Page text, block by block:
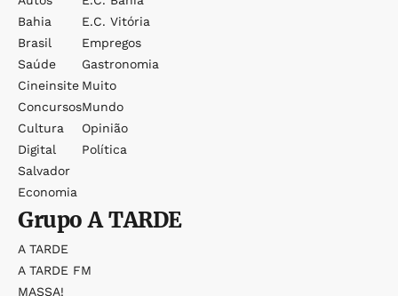
Bahia
Brasil
Saúde
Cineinsite
Concursos
Cultura
Digital
Salvador
Economia
E.c. Vitória
Empregos
Gastronomia
Muito
Mundo
Opinião
Política
GrupoA TARDE
A TARDE
A TARDE FM
MASSA!